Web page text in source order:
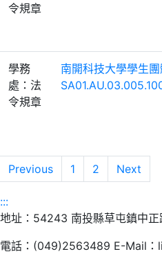
令規章
學務
處：法
令規章
南開科技大學學生
Previous 1 2 Next
:::
地址：54243 南投縣草屯鎮中
電話：(049)2563489 E-Mail：